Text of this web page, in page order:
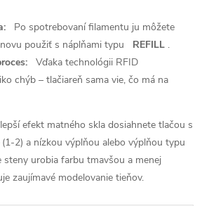
Po spotrebovaní filamentu ju môžete
použiť s náplňami typu
REFILL .
Vďaka technológii RFID
chýb – tlačiareň sama vie, čo má na
efekt matného skla dosiahnete tlačou s
2) a nízkou výplňou alebo výplňou typu
steny urobia farbu tmavšou a menej
zaujímavé modelovanie tieňov.